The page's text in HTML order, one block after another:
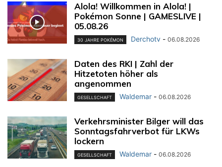
Alola! Willkommen in Alola! |
Pokémon Sonne | GAMESLIVE |
05.08.26
30 JAHRE POKÉMON Derchotv - 06.08.2026
Daten des RKI | Zahl der
Hitzetoten höher als
angenommen
GESELLSCHAFT Waldemar - 06.08.2026
Verkehrsminister Bilger will das
Sonntagsfahrverbot für LKWs
lockern
GESELLSCHAFT Waldemar - 06.08.2026